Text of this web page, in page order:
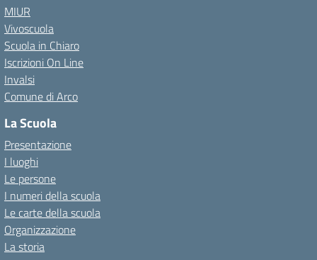
MIUR
Vivoscuola
Scuola in Chiaro
Iscrizioni On Line
Invalsi
Comune di Arco
La Scuola
Presentazione
I luoghi
Le persone
I numeri della scuola
Le carte della scuola
Organizzazione
La storia